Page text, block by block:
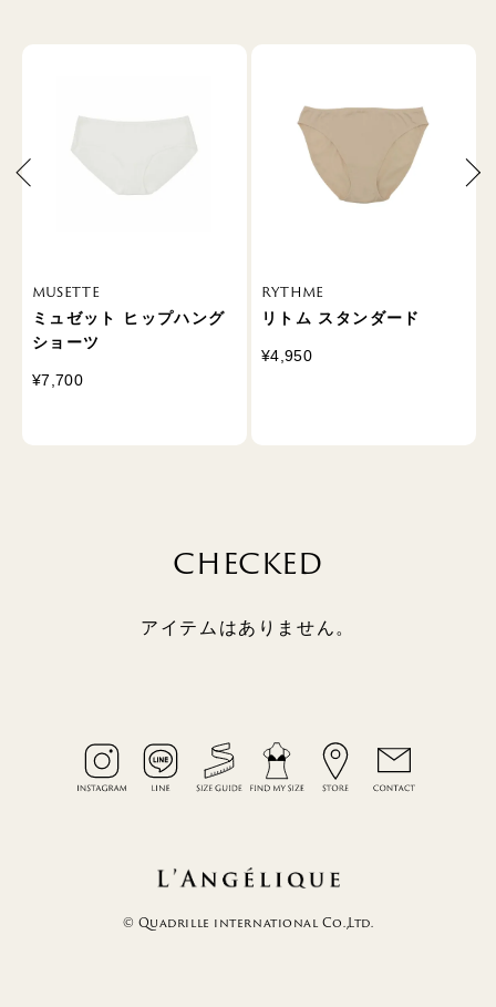
MUSETTE
ミュゼット ヒップハング
ショーツ
¥7,700
RYTHME
リトム スタンダード
¥4,950
CHECKED
アイテムはありません。
© Quadrille international Co.,Ltd.